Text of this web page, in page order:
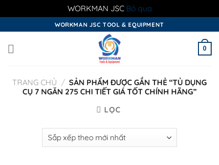
WORKMAN JSC Bỏ qua
to
content
WORKMAN JSC TOOL & EQUIPMENT
0
TRANG CHỦ / SẢN PHẨM ĐƯỢC GẮN THẺ “TỦ DỤNG
CỤ 7 NGĂN 275 CHI TIẾT GIÁ TỐT CHÍNH HÃNG”
LỌC